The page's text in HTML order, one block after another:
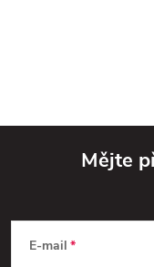
Mějte
E-mail